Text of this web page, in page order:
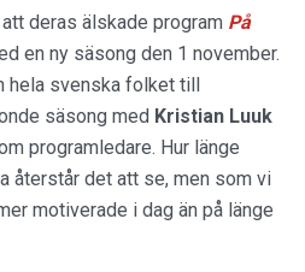
deras älskade program På
en ny säsong den 1 november.
hela svenska folket till
säsong med Kristian Luuk
programledare. Hur länge
återstår det att se, men som vi
motiverade i dag än på länge